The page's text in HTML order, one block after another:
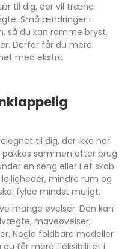
til dig, der vil træne
Små ændringer i
så du kan ramme bryst,
Derfor får du mere
med ekstra
til dig, der ikke har
sammen efter brug
en seng eller i et skab.
mindre rum og
fylde mindst muligt.
mange øvelser. Den kan
maveøvelser,
Nogle foldbare modeller